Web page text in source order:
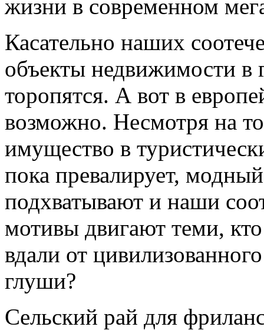
жизни в современном
Касательно наших
объекты недвижимости в
торопятся. А вот в
возможно. Несмотря на
имущество в
пока превалирует,
подхватывают и наши
мотивы двигают теми,
вдали от
глуши?
Сельский рай для